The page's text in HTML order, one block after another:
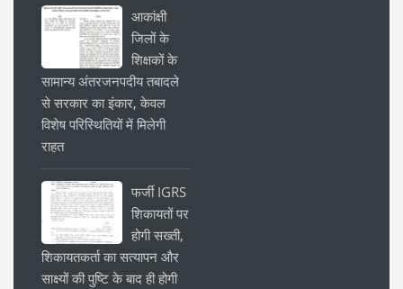
आकांक्षी
जिलों के
शिक्षकों के
सामान्य अंतरजनपदीय तबादले
से सरकार का इंकार, केवल
विशेष परिस्थितियों में मिलेगी
राहत
फर्जी IGRS
शिकायतों पर
होगी सख्ती,
शिकायतकर्ता का सत्यापन और
साक्ष्यों की पुष्टि के बाद ही होगी